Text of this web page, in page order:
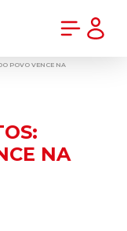
POVO VENCE NA
NA